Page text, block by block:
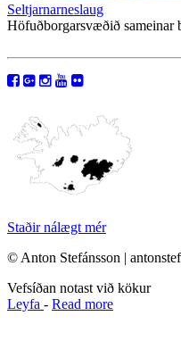
Seltjarnarneslaug
Höfuðborgarsvæðið
Staðir nálægt mér
© Anton Stefánsson |
Vefsíðan notast við kökur
Leyfa - Read more